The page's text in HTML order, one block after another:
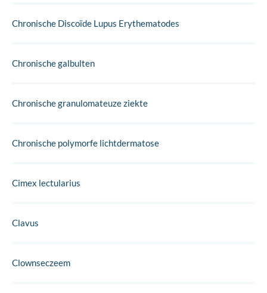
Chronische Discoïde Lupus Erythematodes
Chronische galbulten
Chronische granulomateuze ziekte
Chronische polymorfe lichtdermatose
Cimex lectularius
Clavus
Clownseczeem